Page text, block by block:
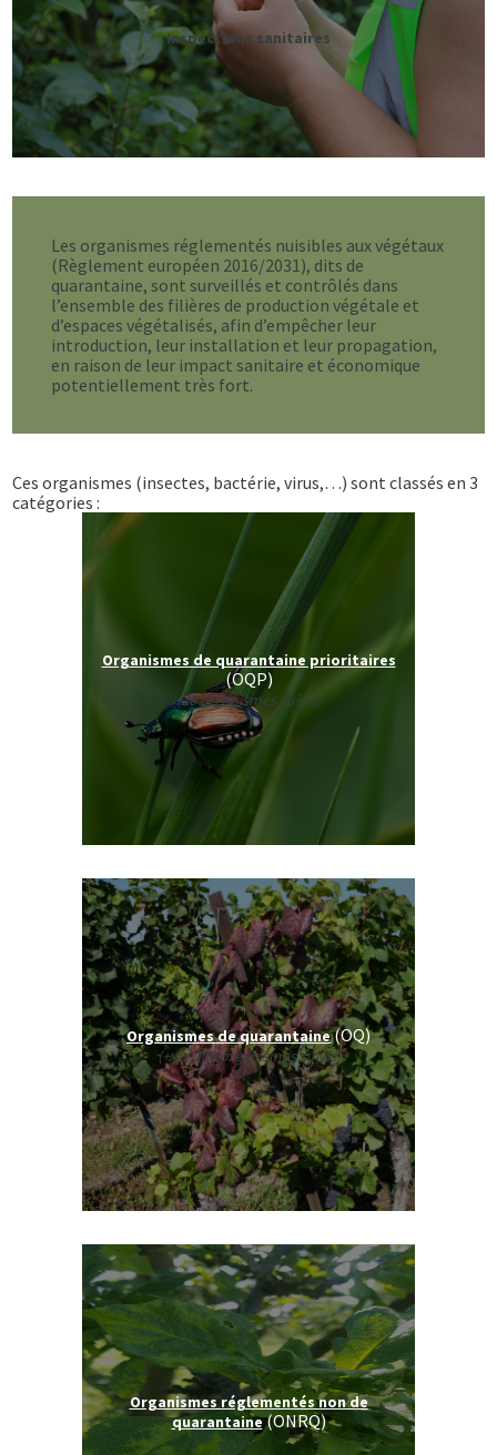
Inspections sanitaires
Les organismes réglementés nuisibles aux végétaux
(Règlement européen 2016/2031), dits de
quarantaine, sont surveillés et contrôlés dans
l’ensemble des filières de production végétale et
d’espaces végétalisés, afin d’empêcher leur
introduction, leur installation et leur propagation,
en raison de leur impact sanitaire et économique
potentiellement très fort.
Ces organismes (insectes, bactérie, virus,…) sont classés en 3
catégories :
Organismes de quarantaine prioritaires
(OQP)
(20 organismes suivis)
Organismes de quarantaine(OQ)
(+ de 200 organismes suivis)
Organismes réglementés non de
quarantaine(ONRQ)